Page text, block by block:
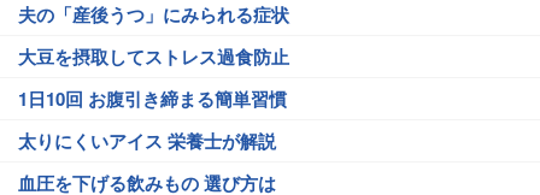
夫の「産後うつ」にみられる症状
大豆を摂取してストレス過食防止
1日10回 お腹引き締まる簡単習慣
太りにくいアイス 栄養士が解説
血圧を下げる飲みもの 選び方は